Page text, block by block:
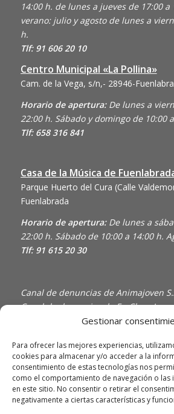
Gestionar
Para ofrecer las mejores experiencias,
cookies para almacenar y/o acceder a la
consentimiento de estas tecnologías nos
como el comportamiento de navegación o las
en este sitio. No consentir o retirar el
negativamente a ciertas características y
14:00 h. de lunes a jueves de 17:00
verano: julio y agosto de lunes a
h.
Tlf: 91 606 20 10
Centro Municipal «La Pollina»
Cam. de la Vega, s/n,- 28946-
Horario de apertura: De lunes a
22:00 h. Sábado y domingo de 10:00
Tlf: 658 316 841
Casa de la Música de
Parque Huerto del Cura (Calle
Fuenlabrada
Horario de apertura: De lunes a
22:00 h. Sábado de 10:00 a 14:00 h.
Tlf: 91 615 20 30
Canal de denuncias de Animajoven
Canal de denuncias de En Clave
Política de Privacidad y Uso de
Política de calidad